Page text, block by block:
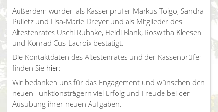
Außerdem wurden als Kassenprüfer Markus Toigo, Sandra
Pulletz und Lisa-Marie Dreyer und als Mitglieder des
Ältestenrates Uschi Ruhnke, Heidi Blank, Roswitha Kleesen
und Konrad Cus-Lacroix bestätigt.
Die Kontaktdaten des Ältestenrates und der Kassenprüfer
finden Sie hier:
Wir bedanken uns für das Engagement und wünschen den
neuen Funktionsträgern viel Erfolg und Freude bei der
Ausübung ihrer neuen Aufgaben.